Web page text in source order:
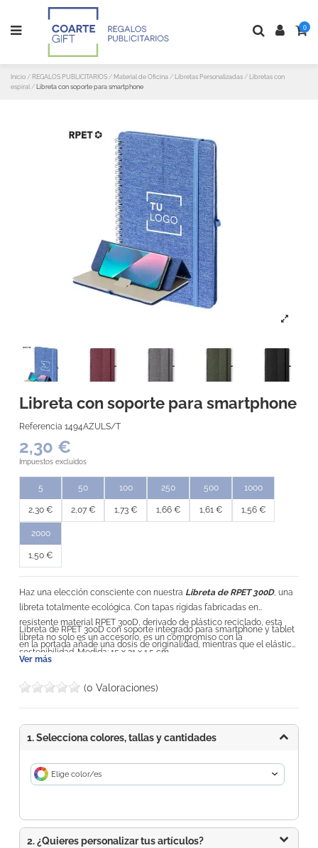
0
Inicio REGALOS PUBLICITARIOS Material de Oficina Libretas Personalizadas
Libretas con
espiral
Libreta con soporte para smartphone
Libreta con soporte para smartphone
Referencia 1494AZULS/T
2,30 €
Impuestos excluidos
5
2,30 €
50
2,07 €
100
1,73 €
250
1,66 €
500
1,61 €
1000
1,56 €
2000
1,50 €
Haz una elección consciente con nuestra Libreta de RPET 300D, una
libreta totalmente ecológica. Con tapas rígidas fabricadas en
resistente material RPET 300D, derivado de plástico reciclado, esta
libreta no solo es un accesorio, es un compromiso con la
sostenibilidad. Medida: 15 x 21 x 1.5 cm
Libreta de RPET 300D con soporte integrado para smartphone y tablet
en la portada añade una dosis de originalidad, mientras que el elástico
de cierre y el soporte para bolígrafo completan la funcionalidad.
Ver más
(0 Valoraciones)
1. Selecciona colores, tallas y cantidades
Elige color/es
2. ¿Quieres personalizar tus artículos?